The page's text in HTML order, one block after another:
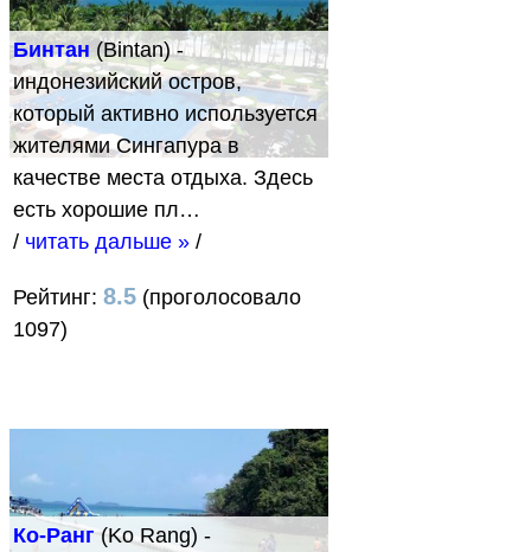
Бинтан(Bintan) -
индонезийский остров,
который активно используется
жителями Сингапура в
качестве места отдыха. Здесь
есть хорошие пл…
/ читать дальше » /
Рейтинг: 8.5 (проголосовало
1097)
Ко-Ранг(Ko Rang) -